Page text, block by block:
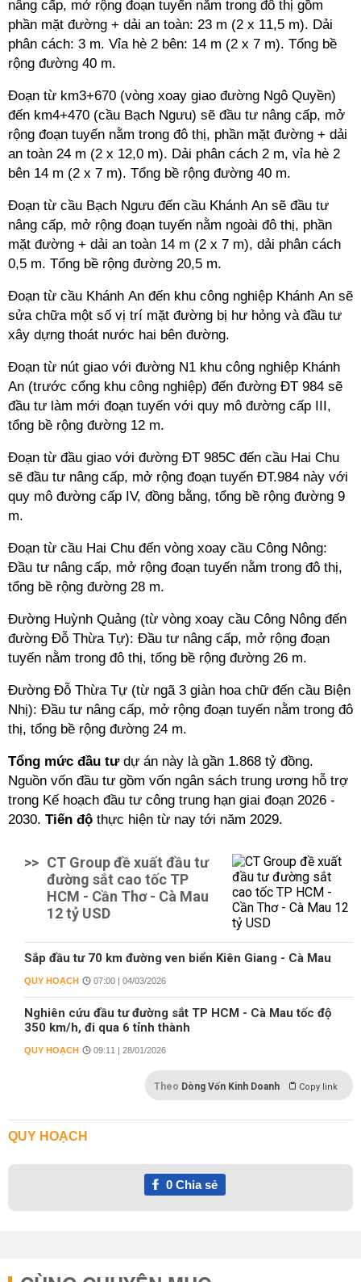
nâng cấp, mở rộng đoạn tuyến nằm trong đô thị gồm
phần mặt đường + dải an toàn: 23 m (2 x 11,5 m). Dải
phân cách: 3 m. Vỉa hè 2 bên: 14 m (2 x 7 m). Tổng bề
rộng đường 40 m.
Đoạn từ km3+670 (vòng xoay giao đường Ngô Quyền)
đến km4+470 (cầu Bạch Ngưu) sẽ đầu tư nâng cấp, mở
rộng đoạn tuyến nằm trong đô thị, phần mặt đường + dải
an toàn 24 m (2 x 12,0 m). Dải phân cách 2 m, vỉa hè 2
bên 14 m (2 x 7 m). Tổng bề rộng đường 40 m.
Đoạn từ cầu Bạch Ngưu đến cầu Khánh An sẽ đầu tư
nâng cấp, mở rộng đoạn tuyến nằm ngoài đô thị, phần
mặt đường + dải an toàn 14 m (2 x 7 m), dải phân cách
0,5 m. Tổng bề rộng đường 20,5 m.
Đoạn từ cầu Khánh An đến khu công nghiệp Khánh An sẽ
sửa chữa một số vị trí mặt đường bị hư hỏng và đầu tư
xây dựng thoát nước hai bên đường.
Đoạn từ nút giao với đường N1 khu công nghiệp Khánh
An (trước cổng khu công nghiệp) đến đường ĐT 984 sẽ
đầu tư làm mới đoạn tuyến với quy mô đường cấp III,
tổng bề rộng đường 12 m.
Đoạn từ đầu giao với đường ĐT 985C đến cầu Hai Chu
sẽ đầu tư nâng cấp, mở rộng đoạn tuyến ĐT.984 này với
quy mô đường cấp IV, đồng bằng, tổng bề rộng đường 9
m.
Đoạn từ cầu Hai Chu đến vòng xoay cầu Công Nông:
Đầu tư nâng cấp, mở rộng đoạn tuyến nằm trong đô thị,
tổng bề rộng đường 28 m.
Đường Huỳnh Quảng (từ vòng xoay cầu Công Nông đến
đường Đỗ Thừa Tự): Đầu tư nâng cấp, mở rộng đoạn
tuyến nằm trong đô thị, tổng bề rộng đường 26 m.
Đường Đỗ Thừa Tự (từ ngã 3 giàn hoa chữ đến cầu Biện
Nhị): Đầu tư nâng cấp, mở rộng đoạn tuyến nằm trong đô
thị, tổng bề rộng đường 24 m.
Tổng mức đầu tưdự án này là gần 1.868 tỷ đồng.
Nguồn vốn đầu tư gồm vốn ngân sách trung ương hỗ trợ
trong Kế hoạch đầu tư công trung hạn giai đoạn 2026 -
2030. Tiến độ thực hiện từ nay tới năm 2029.
>> CT Group đề xuất đầu tư
đường sắt cao tốc TP
HCM - Cần Thơ - Cà Mau
12 tỷ USD
Sắp đầu tư 70 km đường ven biển Kiên Giang - Cà Mau
QUY HOẠCH 07:00 | 04/03/2026
Nghiên cứu đầu tư đường sắt TP HCM - Cà Mau tốc độ
350 km/h, đi qua 6 tỉnh thành
QUY HOẠCH 09:11 | 28/01/2026
Theo Dòng Vốn Kinh Doanh Copy link
QUY HOẠCH
0Chia sẻ